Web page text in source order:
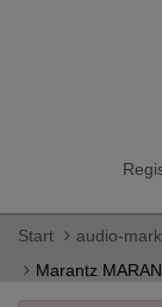
Start
audio-
Marantz